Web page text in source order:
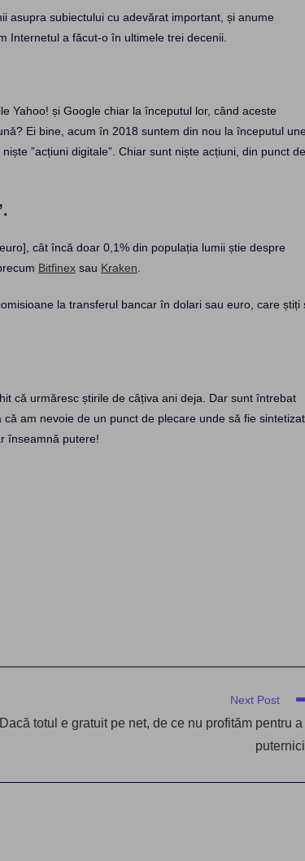
asupra subiectului cu adevărat important, și anume
Internetul a făcut-o în ultimele trei decenii.
Yahoo! și Google chiar la începutul lor, când aceste
Ei bine, acum în 2018 suntem din nou la începutul
”acțiuni digitale”. Chiar sunt niște acțiuni, din punct de
cât încă doar 0,1% din populația lumii știe despre
Bitfinex sau Kraken
la transferul bancar în dolari sau euro, care știți
că urmăresc știrile de câțiva ani deja. Dar sunt întrebat
am nevoie de un punct de plecare unde să fie
înseamnă putere!
Next Post
Dacă totul e gratuit pe net, de ce nu profităm pentru a